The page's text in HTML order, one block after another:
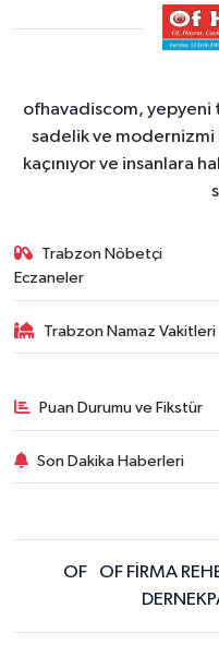
ofhavadiscom, yepyeni
sadelik ve
kaçınıyor ve insanlara
Trabzon Nöbetçi
Eczaneler
Trabzon Namaz Vakitleri
Puan Durumu ve Fikstür
Son Dakika Haberleri
OF OF FİRMA